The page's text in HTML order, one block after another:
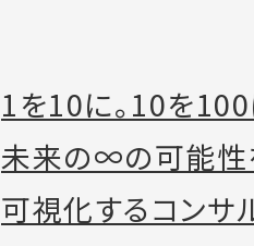
1を10に。10を
未来の∞の可能性
可視化するコンサ